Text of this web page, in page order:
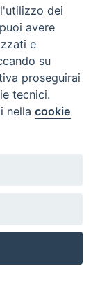
raccolte.
dei
avere
e
su
proseguirai
tecnici.
nellacookie